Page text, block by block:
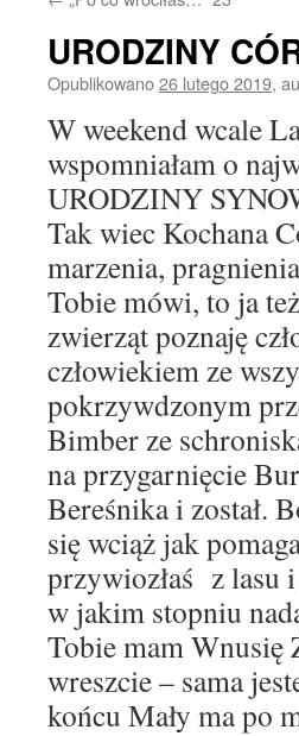
URODZINY
Opublikowano26 lutego 2019,
W weekend wcale
wspomniałam o
URODZINY
Tak wiec Kochana
marzenia,
Tobie mówi, to ja
zwierząt poznaję
człowiekiem ze
pokrzywdzonym
Bimber ze
na przygarnięcie
Bereśnika i został.
się wciąż jak
przywiozłaś z lasu i
w jakim stopniu
Tobie mam Wnusię
wreszcie – sama
końcu Mały ma po